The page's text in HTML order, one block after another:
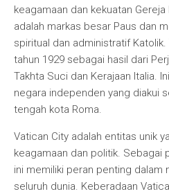
keagamaan dan kekuatan
adalah markas besar Paus dan
spiritual dan administratif
tahun 1929 sebagai hasil dari
Takhta Suci dan Kerajaan Italia.
negara independen yang diakui
tengah kota Roma.
Vatican City adalah entitas unik
keagamaan dan politik. Sebagai
ini memiliki peran penting dalam
seluruh dunia. Keberadaan